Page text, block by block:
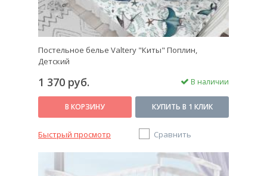
Постельное белье Valtery "Киты" Поплин,
Детский
1 370 руб. В наличии
В КОРЗИНУ КУПИТЬ В 1 КЛИК
Быстрый просмотр Сравнить